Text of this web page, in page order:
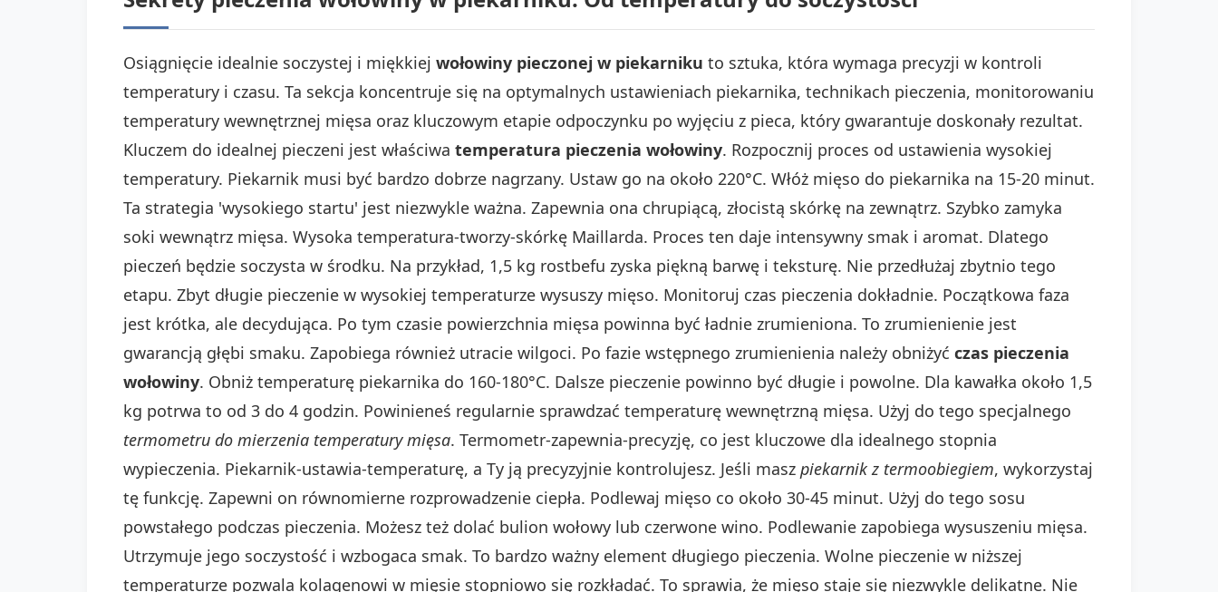
Osiągnięcie idealnie soczystej i miękkiej wołowiny pieczonej w piekarniku to sztuka, która wymaga precyzji w kontroli
temperatury i czasu. Ta sekcja koncentruje się na optymalnych ustawieniach piekarnika, technikach pieczenia, monitorowaniu
temperatury wewnętrznej mięsa oraz kluczowym etapie odpoczynku po wyjęciu z pieca, który gwarantuje doskonały rezultat.
Kluczem do idealnej pieczeni jest właściwa temperatura pieczenia wołowiny. Rozpocznij proces od ustawienia wysokiej
temperatury. Piekarnik musi być bardzo dobrze nagrzany. Ustaw go na około 220°C. Włóż mięso do piekarnika na 15-20 minut.
Ta strategia 'wysokiego startu' jest niezwykle ważna. Zapewnia ona chrupiącą, złocistą skórkę na zewnątrz. Szybko zamyka
soki wewnątrz mięsa. Wysoka temperatura-tworzy-skórkę Maillarda. Proces ten daje intensywny smak i aromat. Dlatego
pieczeń będzie soczysta w środku. Na przykład, 1,5 kg rostbefu zyska piękną barwę i teksturę. Nie przedłużaj zbytnio tego
etapu. Zbyt długie pieczenie w wysokiej temperaturze wysuszy mięso. Monitoruj czas pieczenia dokładnie. Początkowa faza
jest krótka, ale decydująca. Po tym czasie powierzchnia mięsa powinna być ładnie zrumieniona. To zrumienienie jest
gwarancją głębi smaku. Zapobiega również utracie wilgoci. Po fazie wstępnego zrumienienia należy obniżyć czas pieczenia
wołowiny. Obniż temperaturę piekarnika do 160-180°C. Dalsze pieczenie powinno być długie i powolne. Dla kawałka około 1,5
kg potrwa to od 3 do 4 godzin. Powinieneś regularnie sprawdzać temperaturę wewnętrzną mięsa. Użyj do tego specjalnego
termometru do mierzenia temperatury mięsa. Termometr-zapewnia-precyzję, co jest kluczowe dla idealnego stopnia
wypieczenia. Piekarnik-ustawia-temperaturę, a Ty ją precyzyjnie kontrolujesz. Jeśli masz piekarnik z termoobiegiem, wykorzystaj
tę funkcję. Zapewni on równomierne rozprowadzenie ciepła. Podlewaj mięso co około 30-45 minut. Użyj do tego sosu
powstałego podczas pieczenia. Możesz też dolać bulion wołowy lub czerwone wino. Podlewanie zapobiega wysuszeniu mięsa.
Utrzymuje jego soczystość i wzbogaca smak. To bardzo ważny element długiego pieczenia. Wolne pieczenie w niższej
temperaturze pozwala kolagenowi w mięsie stopniowo się rozkładać. To sprawia, że mięso staje się niezwykle delikatne. Nie